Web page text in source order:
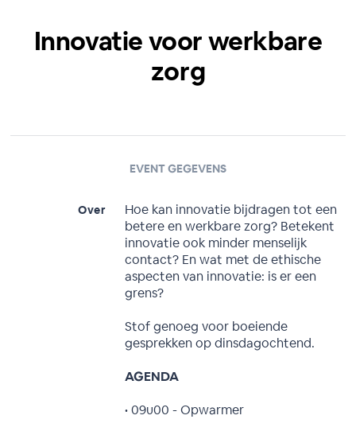
Innovatie voor werkbare
zorg
EVENT GEGEVENS
Over
Hoe kan innovatie bijdragen tot een
betere en werkbare zorg? Betekent
innovatie ook minder menselijk
contact? En wat met de ethische
aspecten van innovatie: is er een
grens?
Stof genoeg voor boeiende
gesprekken op dinsdagochtend.
AGENDA
• 09u00 - Opwarmer